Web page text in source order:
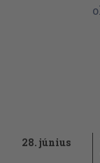
1928. június